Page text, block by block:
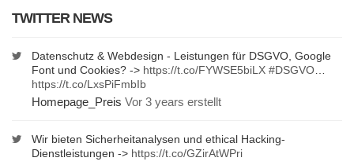
TWITTER NEWS
Datenschutz & Webdesign - Leistungen für DSGVO, Google
Font und Cookies? -> https://t.co/FYWSE5biLX #DSGVO
https://t.co/LxsPiFmbIb
Homepage_Preis Vor 3 years erstellt
Wir bieten Sicherheitanalysen und ethical Hacking-
Dienstleistungen -> https://t.co/GZirAtWPri